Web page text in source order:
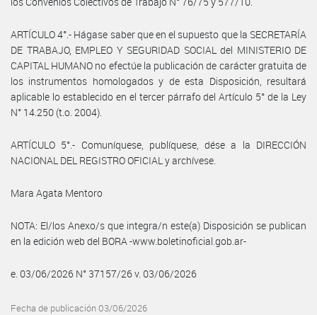
ARTÍCULO 4°.- Hágase saber que en el supuesto que la SECRETARÍA
DE TRABAJO, EMPLEO Y SEGURIDAD SOCIAL del MINISTERIO DE
CAPITAL HUMANO no efectúe la publicación de carácter gratuita de
los instrumentos homologados y de esta Disposición, resultará
aplicable lo establecido en el tercer párrafo del Artículo 5° de la Ley
N° 14.250 (t.o. 2004).
ARTÍCULO 5°.- Comuníquese, publíquese, dése a la DIRECCIÓN
NACIONAL DEL REGISTRO OFICIAL y archívese.
Mara Agata Mentoro
NOTA: El/los Anexo/s que integra/n este(a) Disposición se publican
en la edición web del BORA -www.boletinoficial.gob.ar-
e. 03/06/2026 N° 37157/26 v. 03/06/2026
Fecha de publicación 03/06/2026